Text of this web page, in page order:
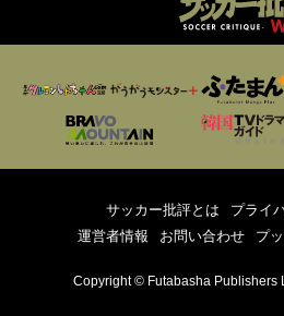
サッカー批評とは
プライ
運営者情報
お問い合わせ プ
Copyright © Futabasha Publishers